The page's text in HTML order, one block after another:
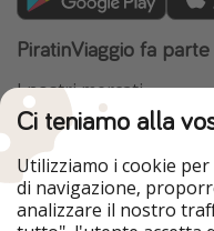
PiratinViaggio fa
I nostri mercati
HolidayPirates
WakacyjniPiraci
Ferienpiraten
Urlaubspiraten
TravelPirates
Ci teniamo alla
Utilizziamo i cookie
di navigazione,
analizzare il nostro